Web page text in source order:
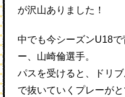
が沢山ありました！
中でも今シーズンU18
ー、山崎倫選手。
パスを受けると、ドリ
で抜いていくプレーが